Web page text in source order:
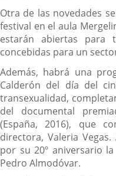
Otra de las novedades
festival en el aula
estarán abiertas
concebidas para un
Además, habrá una
Calderón del día del
transexualidad,
del documental
(España, 2016), que
directora, Valeria
por su 20º aniversario
Pedro Almodóvar.